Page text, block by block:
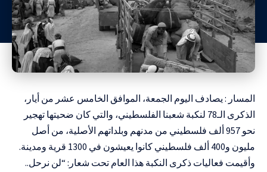
المسار : يصادف اليوم الجمعة، الموافق الخامس عشر من أيار،
الذكرى الـ78 لنكبة شعبنا الفلسطيني، والتي كان ضحيتها تهجير
نحو 957 ألف فلسطيني من مدنهم وبلداتهم الأصلية، من أصل
مليون و400 ألف فلسطيني كانوا يعيشون في 1300 قرية ومدينة
.
وأقيمت فعاليات ذكرى النكبة هذا العام تحت شعار: “لن نرحل..